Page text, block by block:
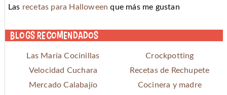
Las recetas para Halloween que más me gustan
Blogs recomendados
Las María Cocinillas
Crockpotting
Velocidad Cuchara
Recetas de Rechupete
Mercado Calabajío
Cocinera y madre